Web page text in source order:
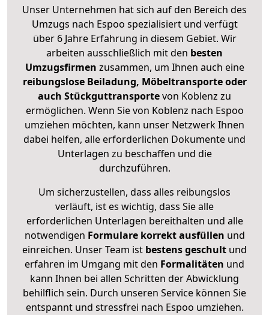
Unser Unternehmen hat sich auf den Bereich des
Umzugs nach Espoo spezialisiert und verfügt
über 6 Jahre Erfahrung in diesem Gebiet. Wir
arbeiten ausschließlich mit den besten
Umzugsfirmen zusammen, um Ihnen auch eine
reibungslose Beiladung, Möbeltransporte oder
auch Stückguttransportevon Koblenz zu
ermöglichen. Wenn Sie von Koblenz nach Espoo
umziehen möchten, kann unser Netzwerk Ihnen
dabei helfen, alle erforderlichen Dokumente und
Unterlagen zu beschaffen und die
durchzuführen.
Um sicherzustellen, dass alles reibungslos
verläuft, ist es wichtig, dass Sie alle
erforderlichen Unterlagen bereithalten und alle
notwendigen Formulare korrekt ausfüllen und
einreichen. Unser Team ist bestens geschult und
erfahren im Umgang mit den Formalitäten und
kann Ihnen bei allen Schritten der Abwicklung
behilflich sein. Durch unseren Service können Sie
entspannt und stressfrei nach Espoo umziehen.